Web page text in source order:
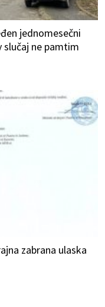
jednomesečni
slučaj ne pamtim
zabrana ulaska